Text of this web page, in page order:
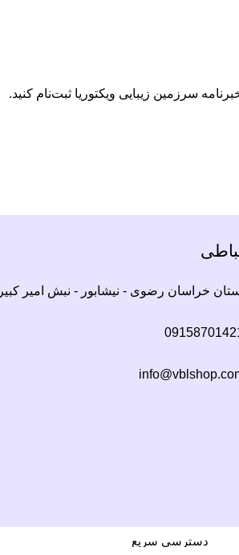
سرزمین زیبایی ویکتوریا ثبت‌نام کنید.
خراسان رضوی - نیشابور - نبش امیر کبیر 7
دسترسی سریع